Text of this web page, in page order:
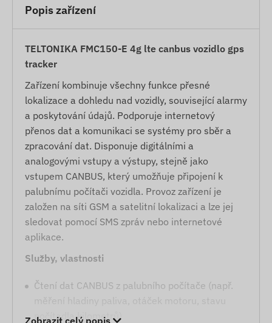
Popis zařízení
TELTONIKA FMC150-E 4g lte canbus vozidlo gps
tracker
Zařízení kombinuje všechny funkce přesné
lokalizace a dohledu nad vozidly, související alarmy
a poskytování údajů. Podporuje internetový
přenos dat a komunikaci se systémy pro sběr a
zpracování dat. Disponuje digitálními a
analogovými vstupy a výstupy, stejně jako
vstupem CANBUS, který umožňuje připojení k
palubnímu počítači vozidla. Provoz zařízení je
založen na síti GSM a satelitní lokalizaci a lze jej
sledovat pomocí SMS zpráv nebo internetové
aplikace.
Služby, vlastnosti
Čtení dat CANBUS z palubního počítače (např.
měření hladiny paliva, otáček motoru, stavu
počítadla kilometrů)
Zobrazit celý popis